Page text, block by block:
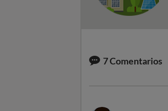
7Comentarios